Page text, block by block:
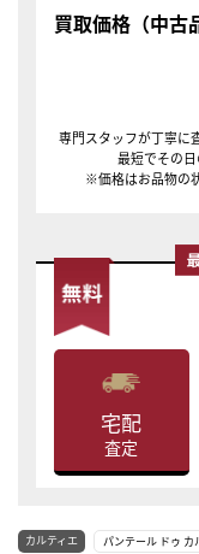
買取価格（中古
専門スタッフが丁寧に
最短でその日
※価格はお品物の
宅配
査定
カルティエ パンテール ドゥ カ